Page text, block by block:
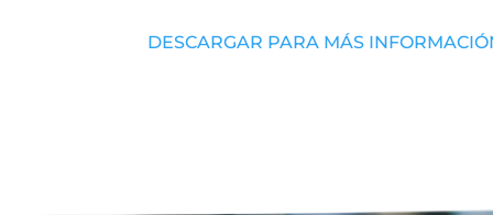
DESCARGAR PARA MÁS